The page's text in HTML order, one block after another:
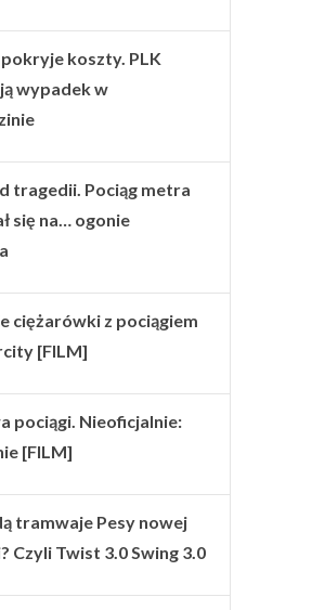
koszty. PLK
wypadek w
tragedii. Pociąg metra
się na… ogonie
ciężarówki z pociągiem
[FILM]
pociągi. Nieoficjalnie:
[FILM]
tramwaje Pesy nowej
Czyli Twist 3.0 Swing 3.0